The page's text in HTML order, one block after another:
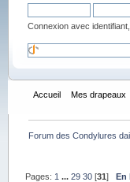
Connexion avec
Accueil Mes drapeaux
Forum des Condylures
Pages: 1 ...29 30 [31]En